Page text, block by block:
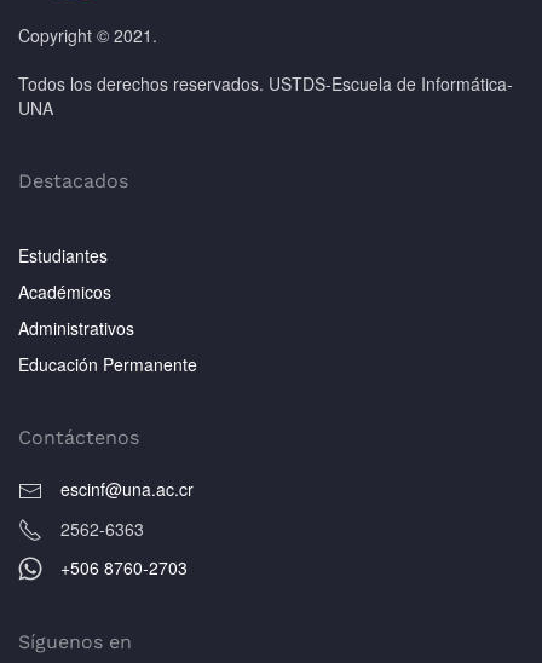
Copyright © 2021.
Todos los derechos reservados. USTDS-Escuela de Informática-
UNA
Destacados
Estudiantes
Académicos
Administrativos
Educación Permanente
Contáctenos
escinf@una.ac.cr
2562-6363
+506 8760-2703
Síguenos en